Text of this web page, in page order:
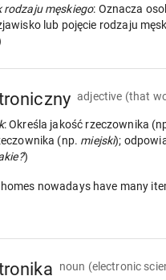
rodzaju męskiego: Oznacza
lub pojęcie rodzaju
adjective (that
: Określa jakość rzeczownika
(np. miejski);
)
nowadays have many
noun (electronic